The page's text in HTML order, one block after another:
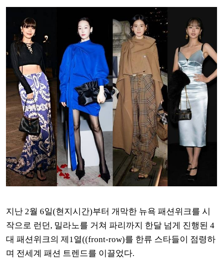
지난 2월 6일(현지시간)부터 개막한 뉴욕 패션위크를 시
작으로 런던, 밀라노를 거쳐 파리까지 한달 넘게 진행된 4
대 패션위크의 제1열((front-row)를 한류 스타들이 점령하
며 전세계 패션 트렌드를 이끌었다.